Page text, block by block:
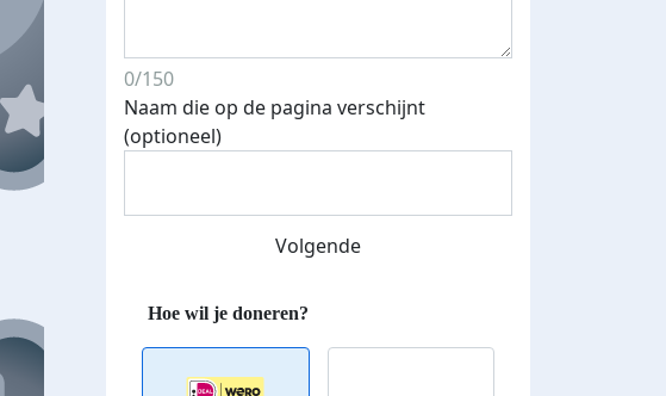
Streefbedrag verhoogd
0/150
Naam die op de pagina verschijnt
(optioneel)
Volgende